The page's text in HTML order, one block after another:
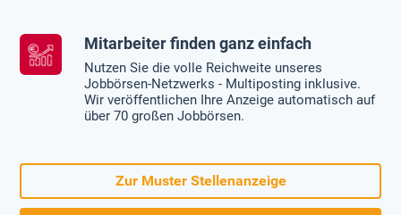
Mitarbeiter finden ganz einfach
Nutzen Sie die volle Reichweite unseres
Jobbörsen-Netzwerks - Multiposting inklusive.
Wir veröffentlichen Ihre Anzeige automatisch auf
über 70 großen Jobbörsen.
Zur Muster Stellenanzeige